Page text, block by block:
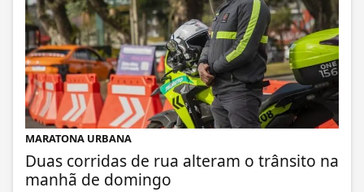
MARATONA URBANA
Duas corridas de rua alteram o trânsito na
manhã de domingo